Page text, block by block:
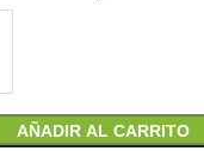
AÑADIR AL CARRITO